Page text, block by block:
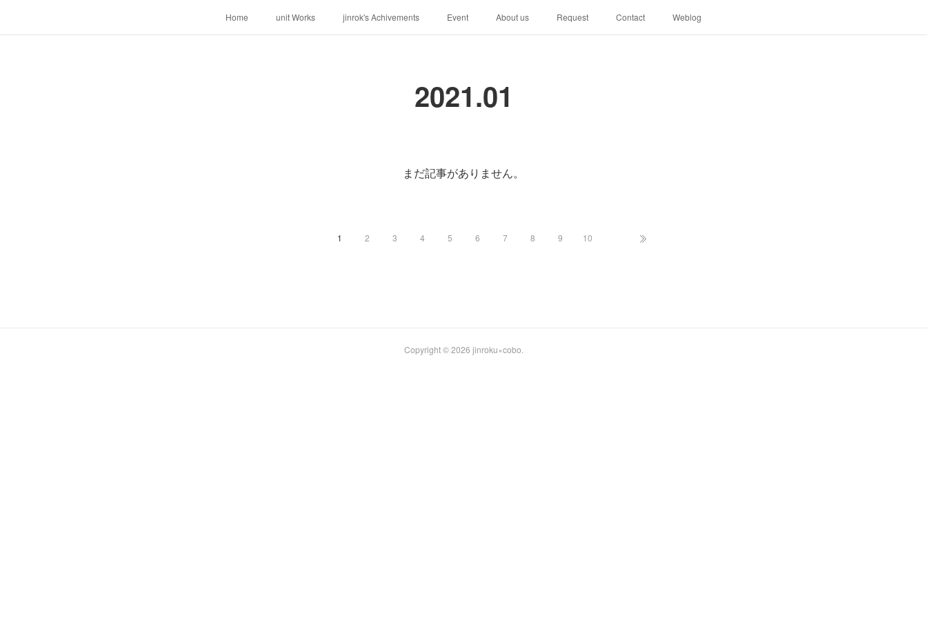
Home unit Works jinrok's Achivements Event About us Request Contact Weblog
2021.01
まだ記事がありません。
1 2 3 4 5 6 7 8 9 10
Copyright ©2026 jinroku×cobo.